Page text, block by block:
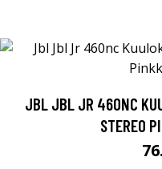
JBL JBL JR 460NC
STEREO